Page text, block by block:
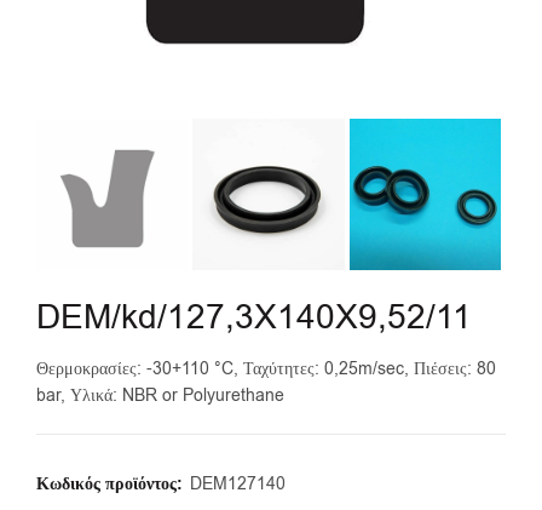
DEM/kd/127,3X140X9,52/11
Θερμοκρασίες: -30+110 °C, Ταχύτητες: 0,25m/sec, Πιέσεις: 80
bar, Υλικά: NBR or Polyurethane
Κωδικός προϊόντος: DEM127140